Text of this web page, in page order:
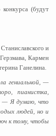
(будут
и
Кармен
Ганелина.
гениальной, —
пианистка,
— Я думаю, что
людей, но и
к тому, чтобы